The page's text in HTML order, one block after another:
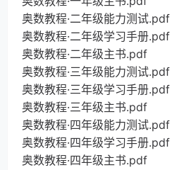
奥数教程·二年级能力测试.pdf
奥数教程·二年级学习手册.pdf
奥数教程·二年级主书.pdf
奥数教程·三年级能力测试.pdf
奥数教程·三年级学习手册.pdf
奥数教程·三年级主书.pdf
奥数教程·四年级能力测试.pdf
奥数教程·四年级学习手册.pdf
奥数教程·四年级主书.pdf